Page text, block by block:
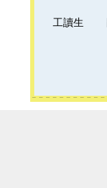
工讀生